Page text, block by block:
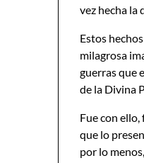
vez hecha la
Estos
milagrosa
guerras que
de la Divina
Fue con
que lo
por lo